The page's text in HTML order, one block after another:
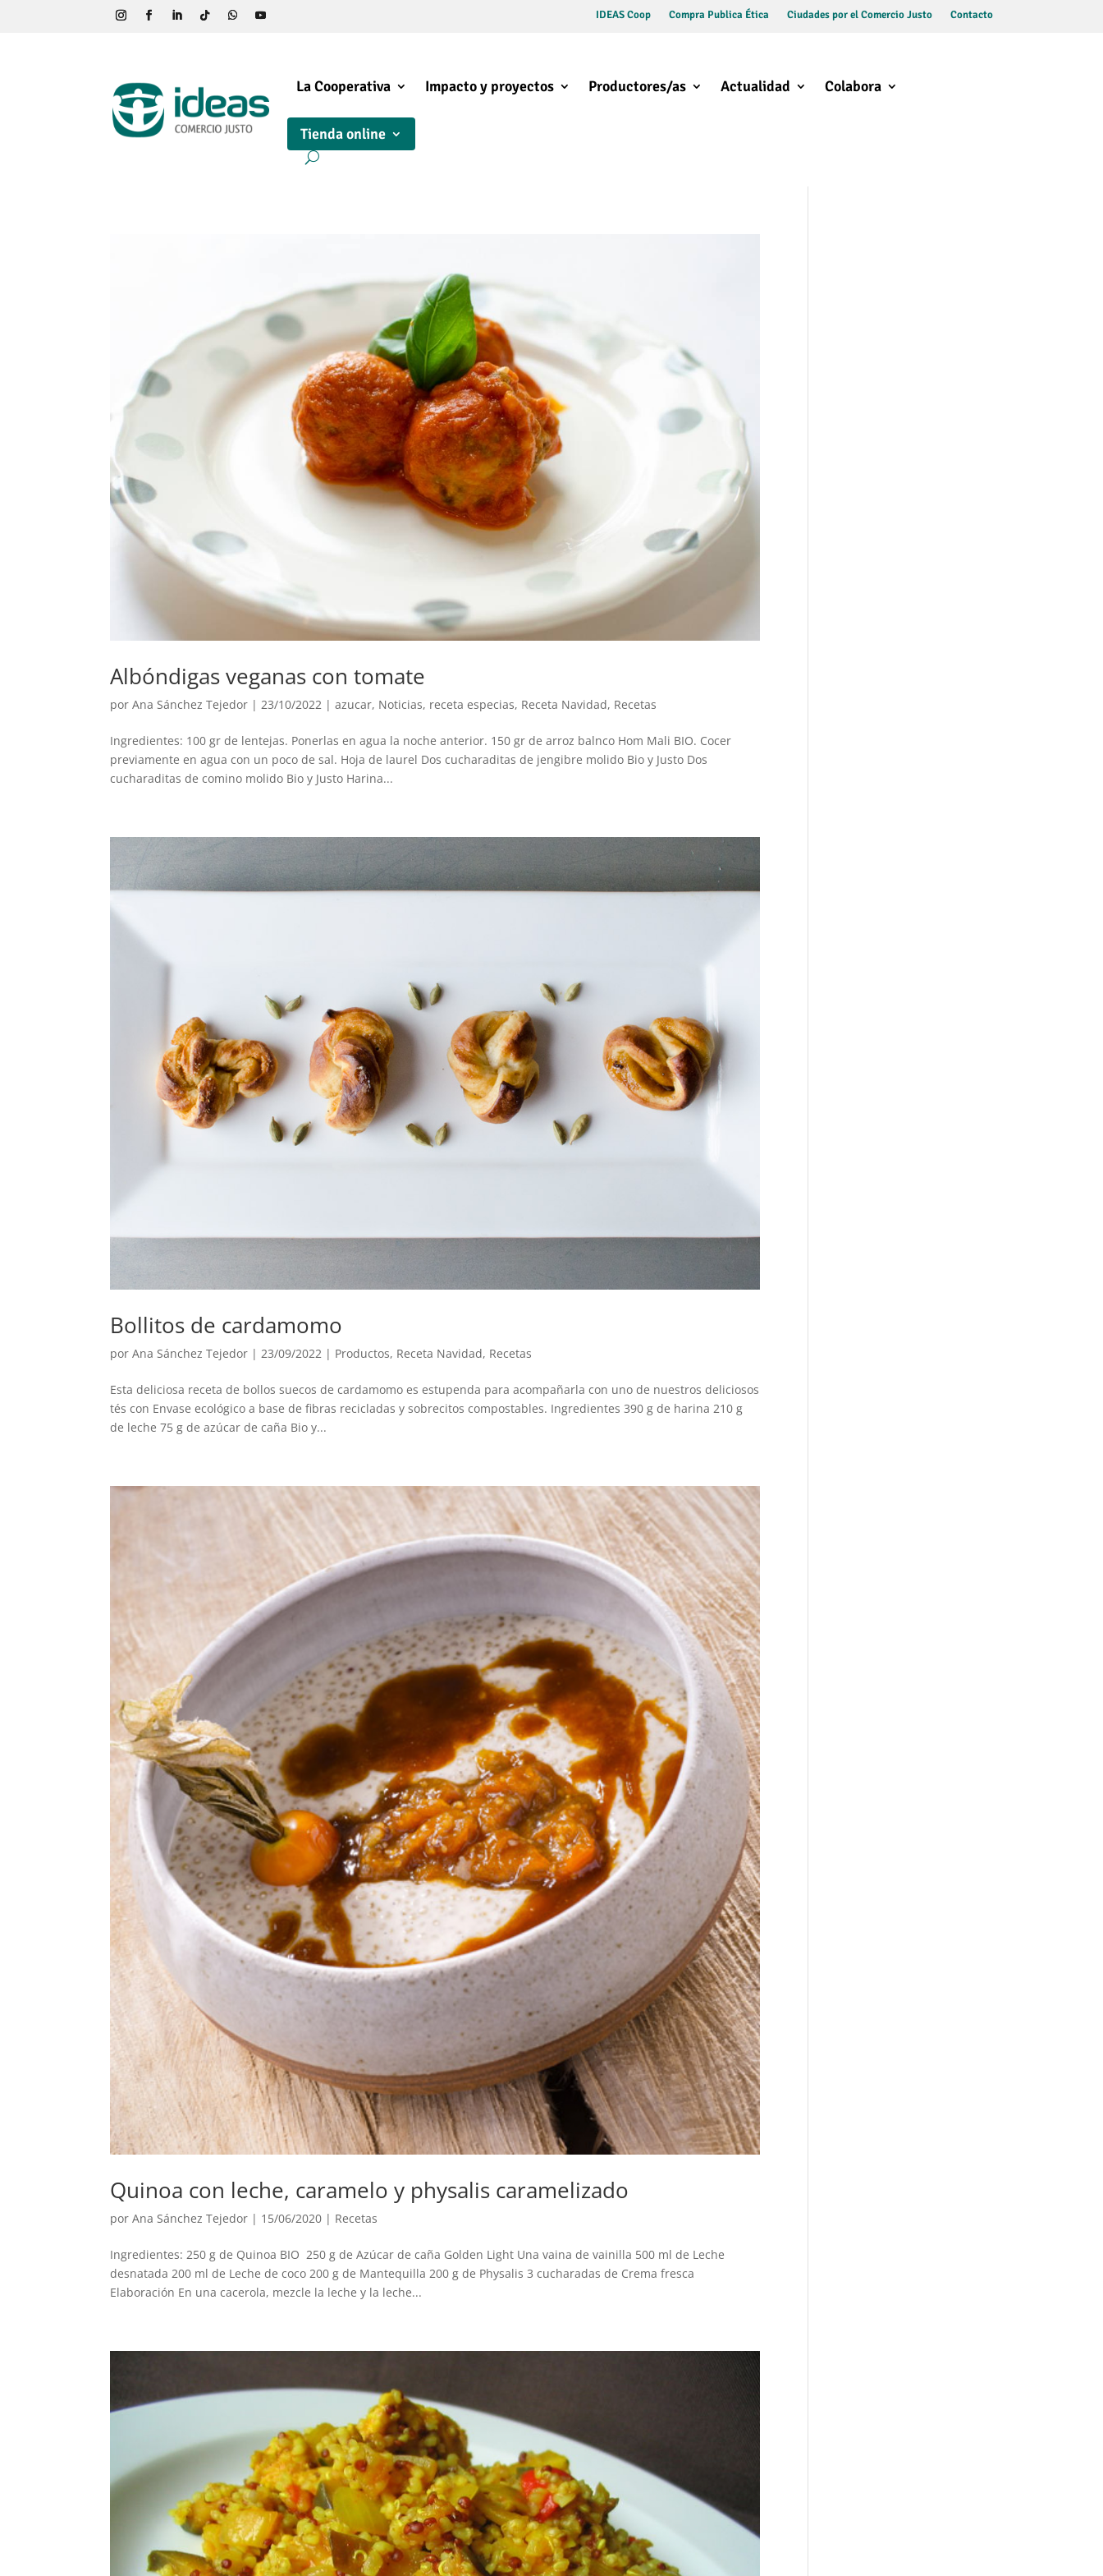
IDEAS Coop Compra Publica Ética Ciudades por el Comercio Justo Contacto
La Cooperativa Impacto y proyectos Productores/as Actualidad Colabora
Tienda online
Albóndigas veganas con tomate
porAna Sánchez Tejedor | 23/10/2022 |azucar, Noticias, receta especias, Receta Navidad, Recetas
Ingredientes: 100 gr de lentejas. Ponerlas en agua la noche anterior. 150 gr de arroz balnco Hom Mali BIO. Cocer
previamente en agua con un poco de sal. Hoja de laurel Dos cucharaditas de jengibre molido Bio y Justo Dos
cucharaditas de comino molido Bio y Justo Harina...
Bollitos de cardamomo
porAna Sánchez Tejedor | 23/09/2022 | Productos, Receta Navidad, Recetas
Esta deliciosa receta de bollos suecos de cardamomo es estupenda para acompañarla con uno de nuestros deliciosos
tés con Envase ecológico a base de fibras recicladas y sobrecitos compostables. Ingredientes 390 g de harina 210 g
de leche 75 g de azúcar de caña Bio y...
Quinoa con leche, caramelo y physalis caramelizado
porAna Sánchez Tejedor | 15/06/2020 | Recetas
Ingredientes: 250 g de Quinoa BIO 250 g de Azúcar de caña Golden Light Una vaina de vainilla 500 ml de Leche
desnatada 200 ml de Leche de coco 200 g de Mantequilla 200 g de Physalis 3 cucharadas de Crema fresca
Elaboración En una cacerola, mezcle la leche y la leche...